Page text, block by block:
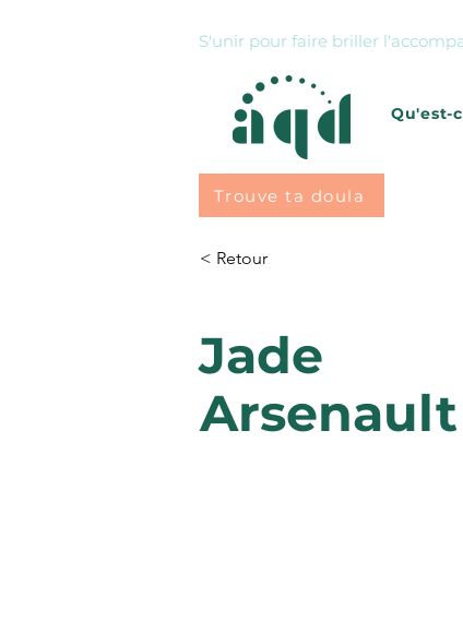
S'unir pour faire briller
Qu'est-
Trouve ta doula
< Retour
Jade